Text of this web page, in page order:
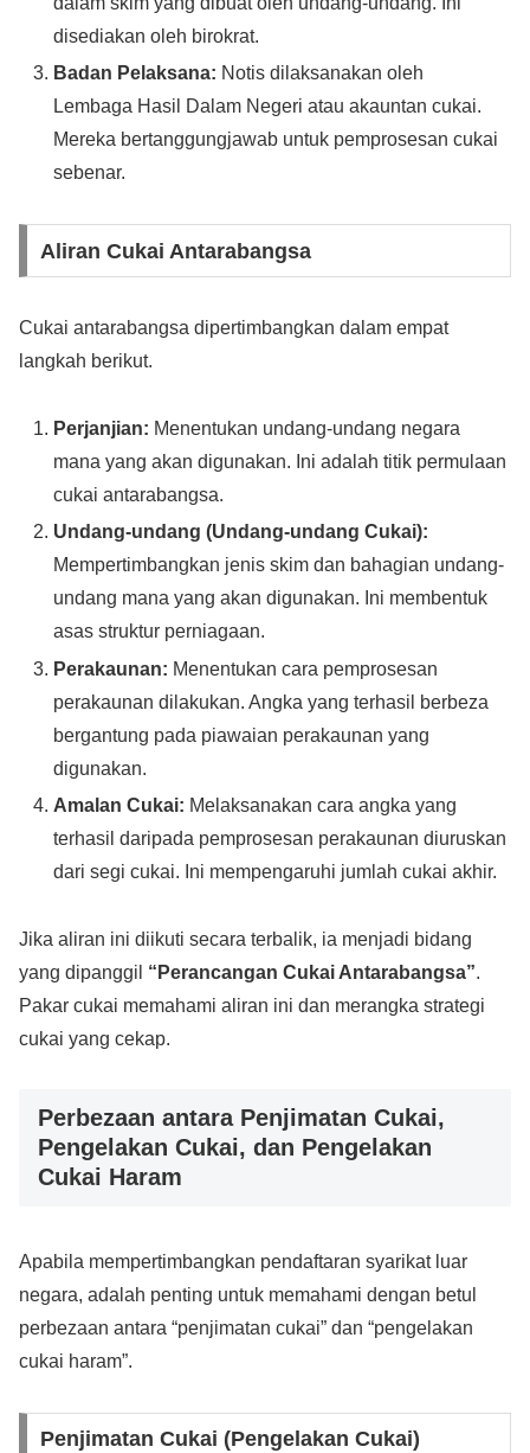
disediakan oleh birokrat.
Badan Pelaksana: Notis dilaksanakan oleh
Lembaga Hasil Dalam Negeri atau akauntan cukai.
Mereka bertanggungjawab untuk pemprosesan cukai
sebenar.
Aliran Cukai Antarabangsa
Cukai antarabangsa dipertimbangkan dalam empat
langkah berikut.
Perjanjian: Menentukan undang-undang negara
mana yang akan digunakan. Ini adalah titik permulaan
cukai antarabangsa.
Undang-undang (Undang-undang Cukai):
Mempertimbangkan jenis skim dan bahagian undang-
undang mana yang akan digunakan. Ini membentuk
asas struktur perniagaan.
Perakaunan: Menentukan cara pemprosesan
perakaunan dilakukan. Angka yang terhasil berbeza
bergantung pada piawaian perakaunan yang
digunakan.
Amalan Cukai: Melaksanakan cara angka yang
terhasil daripada pemprosesan perakaunan diuruskan
dari segi cukai. Ini mempengaruhi jumlah cukai akhir.
Jika aliran ini diikuti secara terbalik, ia menjadi bidang
yang dipanggil “Perancangan Cukai Antarabangsa”.
Pakar cukai memahami aliran ini dan merangka strategi
cukai yang cekap.
Perbezaan antara Penjimatan Cukai,
Pengelakan Cukai, dan Pengelakan
Cukai Haram
Apabila mempertimbangkan pendaftaran syarikat luar
negara, adalah penting untuk memahami dengan betul
perbezaan antara “penjimatan cukai” dan “pengelakan
cukai haram”.
Penjimatan Cukai (Pengelakan Cukai)